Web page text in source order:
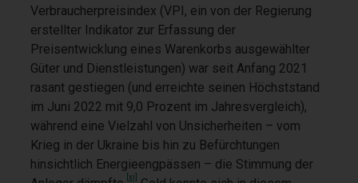
Verbraucherpreisindex (VPI, ein von der Regierung
erstellter Indikator zur Erfassung der
Preisentwicklung eines Warenkorbs ausgewählter
Güter und Dienstleistungen) war seit Anfang 2021
rasant gestiegen (und erreichte seinen Höchststand
im Juni 2022 mit 9,0 Prozent im Jahresvergleich),
während eine Vielzahl von Unsicherheiten – vom
Krieg in der Ukraine bis hin zu Befürchtungen
hinsichtlich Energieengpässen – die Stimmung der
[xi]